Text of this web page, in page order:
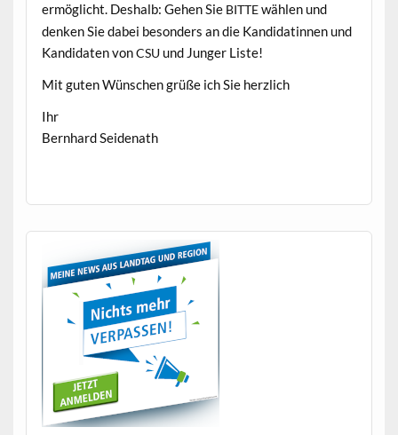
ermöglicht. Deshalb: Gehen Sie BITTEwählen und
denken Sie dabei beson­ders an die Kan­di­datin­nen und
Kan­di­dat­en vonCSUund Junger Liste!
Mit guten Wün­schen grüße ich Sie herzlich
Ihr
Bern­hard Seidenath